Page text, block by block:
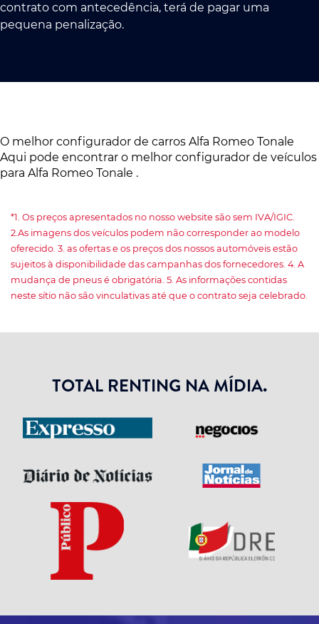
contrato com antecedência, terá de pagar uma
pequena penalização.
O melhor configurador de carros Alfa Romeo Tonale
Aqui pode encontrar o melhor configurador de veículos
para Alfa Romeo Tonale .
*1. Os preços apresentados no nosso website são sem IVA/IGIC.
2.As imagens dos veículos podem não corresponder ao modelo
oferecido. 3. as ofertas e os preços dos nossos automóveis estão
sujeitos à disponibilidade das campanhas dos fornecedores. 4. A
mudança de pneus é obrigatória. 5. As informações contidas
neste sítio não são vinculativas até que o contrato seja celebrado.
TOTAL RENTING NA MÍDIA.